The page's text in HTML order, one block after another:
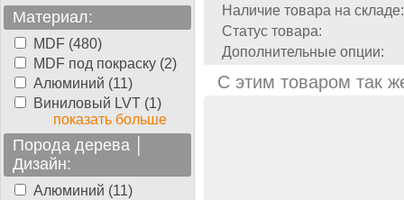
Материал:
MDF (480)
MDF под покраску (2)
Алюминий (11)
Виниловый LVT (1)
показать больше
Порода дерева │
Дизайн:
Алюминий (11)
Наличие товара на складе:
Статус товара:
Дополнительные опции:
С этим товаром так